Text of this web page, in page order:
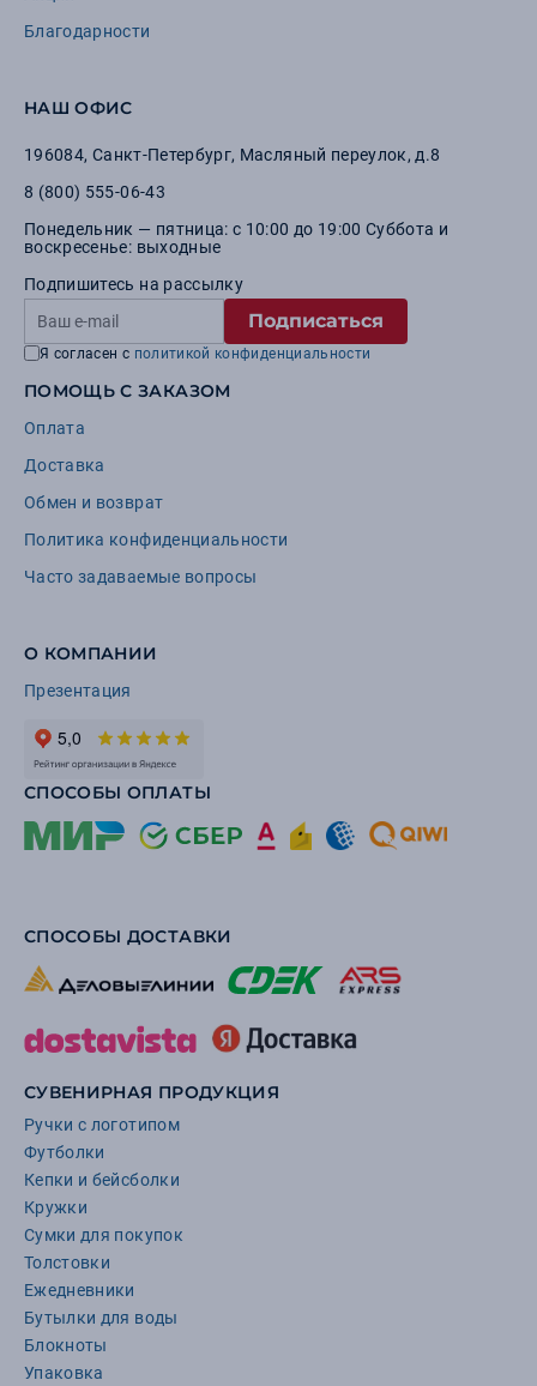
Благодарности
НАШ ОФИС
196084, Санкт-Петербург, Масляный переулок, д.8
8 (800) 555-06-43
Понедельник — пятница: с 10:00 до 19:00 Суббота и
воскресенье: выходные
Подпишитесь на рассылку
Подписаться
Я согласен с политикой конфиденциальности
ПОМОЩЬ С ЗАКАЗОМ
Оплата
Доставка
Обмен и возврат
Политика конфиденциальности
Часто задаваемые вопросы
О КОМПАНИИ
Презентация
СПОСОБЫ ОПЛАТЫ
СПОСОБЫ ДОСТАВКИ
СУВЕНИРНАЯ ПРОДУКЦИЯ
Ручки с логотипом
Футболки
Кепки и бейсболки
Кружки
Сумки для покупок
Толстовки
Ежедневники
Бутылки для воды
Блокноты
Упаковка